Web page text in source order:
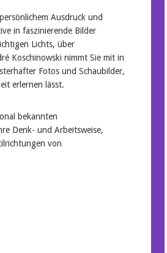
Ausdruck und
in faszinierende Bilder
Lichts, über
Koschinowski nimmt Sie mit in
Fotos und Schaubilder,
erlernen lässt.
bekannten
Denk- und Arbeitsweise,
von